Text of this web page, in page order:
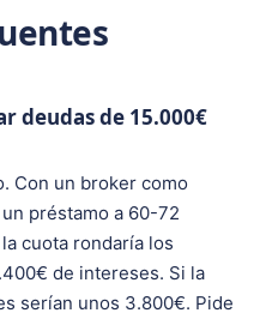
deudas de 15.000€
Con un broker como
préstamo a 60-72
cuota rondaría los
de intereses. Si la
serían unos 3.800€. Pide